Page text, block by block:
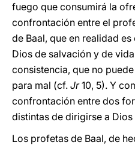
fuego que consumirá la
confrontación entre el
de Baal, que en realidad
Dios de salvación y de
consistencia, que no
para mal (cf. Jr10, 5). Y
confrontación entre dos
distintas de dirigirse a Dios
Los profetas de Baal, de